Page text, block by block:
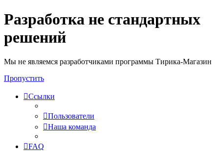
Разработка не стандартных
решений
Мы не являемся разработчиками программы Тирика-Магазин
Пропустить
Ссылки
Пользователи
Наша команда
FAQ